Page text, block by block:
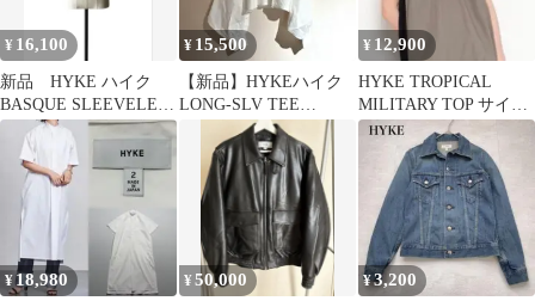
¥ 16,100
新品 HYKE ハイク
BASQUE SLEEVELESS
SHIRT
¥ 15,500
【新品】HYKEハイク
LONG-SLV TEE
PONCHO長袖Tシャツ
¥ 12,900
HYKE TROPICAL
MILITARY TOP サイズ
1 美品
¥18,980 ¥50,000 ¥3,200